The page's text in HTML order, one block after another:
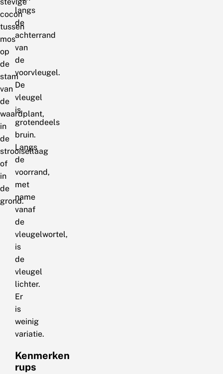
cocon
tussen
mos
op
de
stam
van
de
waardplant,
in
de
strooisellaag
of
in
de
grond.
langs
de
achterrand
van
de
voorvleugel.
De
vleugel
is
grotendeels
bruin.
Langs
de
voorrand,
met
name
vanaf
de
vleugelwortel,
is
de
vleugel
lichter.
Er
is
weinig
variatie.
Kenmerken
rups